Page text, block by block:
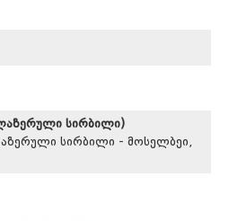
სირბილი)
სირბილი - მოსელბეი,